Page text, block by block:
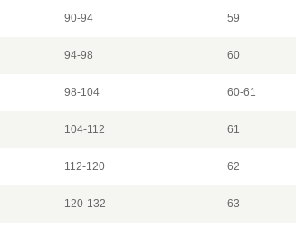
90-94 59
94-98 60
98-104 60-61
104-112 61
112-120 62
120-132 63